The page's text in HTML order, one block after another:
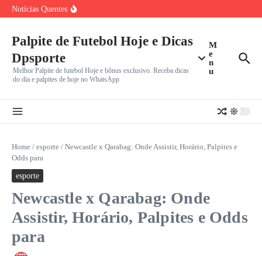
Ir para o conteúdo
Notícias Quentes
Flavio Briatore Choca F1 ao Propor Sprint em Todos os
Americana: Clubes Decidem
Palpite de Futebol Hoje e Dicas
Dpsporte
Melhor Palpite de futebol Hoje e bônus exclusivo. Receba dicas
do dia e palpites de hoje no WhatsApp
M
e
n
u
Home / esporte / Newcastle x Qarabag: Onde Assistir, Horário, Palpites e
Odds para
esporte
Newcastle x Qarabag: Onde
Assistir, Horário, Palpites e Odds
para